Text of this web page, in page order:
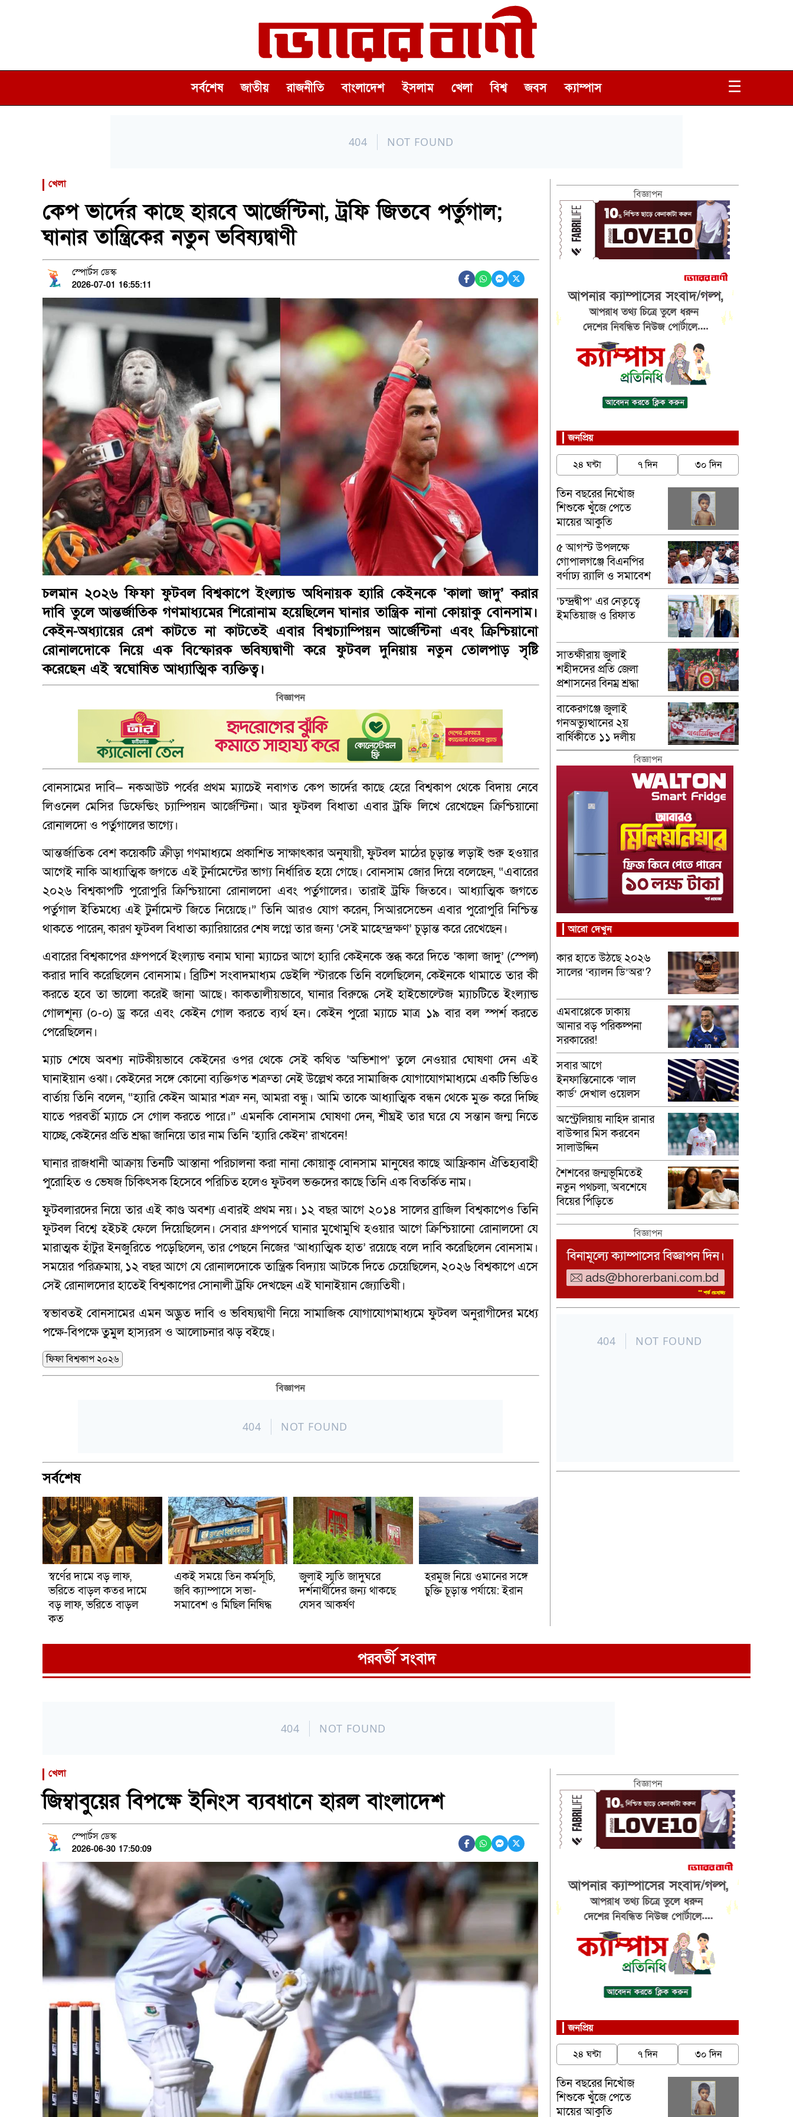
☰
সর্বশেষ জাতীয় রাজনীতি বাংলাদেশ ইসলাম খেলা বিশ্ব জবস ক্যাম্পাস
খেলা
কেপ ভার্দের কাছে হারবে আর্জেন্টিনা, ট্রফি জিতবে পর্তুগাল;
ঘানার তান্ত্রিকের নতুন ভবিষ্যদ্বাণী
স্পোর্টস ডেস্ক
2026-07-01 16:55:11
চলমান ২০২৬ ফিফা ফুটবল বিশ্বকাপে ইংল্যান্ড অধিনায়ক হ্যারি কেইনকে ‘কালা জাদু’ করার
দাবি তুলে আন্তর্জাতিক গণমাধ্যমের শিরোনাম হয়েছিলেন ঘানার তান্ত্রিক নানা কোয়াকু বোনসাম।
কেইন-অধ্যায়ের রেশ কাটতে না কাটতেই এবার বিশ্বচ্যাম্পিয়ন আর্জেন্টিনা এবং ক্রিশ্চিয়ানো
রোনালদোকে নিয়ে এক বিস্ফোরক ভবিষ্যদ্বাণী করে ফুটবল দুনিয়ায় নতুন তোলপাড় সৃষ্টি
করেছেন এই স্বঘোষিত আধ্যাত্মিক ব্যক্তিত্ব।
বিজ্ঞাপন
বোনসামের দাবি— নকআউট পর্বের প্রথম ম্যাচেই নবাগত কেপ ভার্দের কাছে হেরে বিশ্বকাপ থেকে বিদায় নেবে
লিওনেল মেসির ডিফেন্ডিং চ্যাম্পিয়ন আর্জেন্টিনা। আর ফুটবল বিধাতা এবার ট্রফি লিখে রেখেছেন ক্রিশ্চিয়ানো
রোনালদো ও পর্তুগালের ভাগ্যে।
আন্তর্জাতিক বেশ কয়েকটি ক্রীড়া গণমাধ্যমে প্রকাশিত সাক্ষাৎকার অনুযায়ী, ফুটবল মাঠের চূড়ান্ত লড়াই শুরু হওয়ার
আগেই নাকি আধ্যাত্মিক জগতে এই টুর্নামেন্টের ভাগ্য নির্ধারিত হয়ে গেছে। বোনসাম জোর দিয়ে বলেছেন, “এবারের
২০২৬ বিশ্বকাপটি পুরোপুরি ক্রিশ্চিয়ানো রোনালদো এবং পর্তুগালের। তারাই ট্রফি জিতবে। আধ্যাত্মিক জগতে
পর্তুগাল ইতিমধ্যে এই টুর্নামেন্ট জিতে নিয়েছে।” তিনি আরও যোগ করেন, সিআরসেভেন এবার পুরোপুরি নিশ্চিন্ত
থাকতে পারেন, কারণ ফুটবল বিধাতা ক্যারিয়ারের শেষ লগ্নে তার জন্য ‘সেই মাহেন্দ্রক্ষণ’ চূড়ান্ত করে রেখেছেন।
এবারের বিশ্বকাপের গ্রুপপর্বে ইংল্যান্ড বনাম ঘানা ম্যাচের আগে হ্যারি কেইনকে স্তব্ধ করে দিতে ‘কালা জাদু’ (স্পেল)
করার দাবি করেছিলেন বোনসাম। ব্রিটিশ সংবাদমাধ্যম ডেইলি স্টারকে তিনি বলেছিলেন, কেইনকে থামাতে তার কী
করতে হবে তা ভালো করেই জানা আছে। কাকতালীয়ভাবে, ঘানার বিরুদ্ধে সেই হাইভোল্টেজ ম্যাচটিতে ইংল্যান্ড
গোলশূন্য (০-০) ড্র করে এবং কেইন গোল করতে ব্যর্থ হন। কেইন পুরো ম্যাচে মাত্র ১৯ বার বল স্পর্শ করতে
পেরেছিলেন।
ম্যাচ শেষে অবশ্য নাটকীয়ভাবে কেইনের ওপর থেকে সেই কথিত ‘অভিশাপ’ তুলে নেওয়ার ঘোষণা দেন এই
ঘানাইয়ান ওঝা। কেইনের সঙ্গে কোনো ব্যক্তিগত শত্রুতা নেই উল্লেখ করে সামাজিক যোগাযোগমাধ্যমে একটি ভিডিও
বার্তায় তিনি বলেন, “হ্যারি কেইন আমার শত্রু নন, আমরা বন্ধু। আমি তাকে আধ্যাত্মিক বন্ধন থেকে মুক্ত করে দিচ্ছি
যাতে পরবর্তী ম্যাচে সে গোল করতে পারে।” এমনকি বোনসাম ঘোষণা দেন, শীঘ্রই তার ঘরে যে সন্তান জন্ম নিতে
যাচ্ছে, কেইনের প্রতি শ্রদ্ধা জানিয়ে তার নাম তিনি ‘হ্যারি কেইন’ রাখবেন!
ঘানার রাজধানী আক্রায় তিনটি আস্তানা পরিচালনা করা নানা কোয়াকু বোনসাম মানুষের কাছে আফ্রিকান ঐতিহ্যবাহী
পুরোহিত ও ভেষজ চিকিৎসক হিসেবে পরিচিত হলেও ফুটবল ভক্তদের কাছে তিনি এক বিতর্কিত নাম।
ফুটবলারদের নিয়ে তার এই কাণ্ড অবশ্য এবারই প্রথম নয়। ১২ বছর আগে ২০১৪ সালের ব্রাজিল বিশ্বকাপেও তিনি
ফুটবল বিশ্বে হইচই ফেলে দিয়েছিলেন। সেবার গ্রুপপর্বে ঘানার মুখোমুখি হওয়ার আগে ক্রিশ্চিয়ানো রোনালদো যে
মারাত্মক হাঁটুর ইনজুরিতে পড়েছিলেন, তার পেছনে নিজের ‘আধ্যাত্মিক হাত’ রয়েছে বলে দাবি করেছিলেন বোনসাম।
সময়ের পরিক্রমায়, ১২ বছর আগে যে রোনালদোকে তান্ত্রিক বিদ্যায় আটকে দিতে চেয়েছিলেন, ২০২৬ বিশ্বকাপে এসে
সেই রোনালদোর হাতেই বিশ্বকাপের সোনালী ট্রফি দেখছেন এই ঘানাইয়ান জ্যোতিষী।
স্বভাবতই বোনসামের এমন অদ্ভুত দাবি ও ভবিষ্যদ্বাণী নিয়ে সামাজিক যোগাযোগমাধ্যমে ফুটবল অনুরাগীদের মধ্যে
পক্ষে-বিপক্ষে তুমুল হাস্যরস ও আলোচনার ঝড় বইছে।
ফিফা বিশ্বকাপ ২০২৬
বিজ্ঞাপন
সর্বশেষ
স্বর্ণের দামে বড় লাফ,
ভরিতে বাড়ল কতর দামে
বড় লাফ, ভরিতে বাড়ল
কত
একই সময়ে তিন কর্মসূচি,
জবি ক্যাম্পাসে সভা-
সমাবেশ ও মিছিল নিষিদ্ধ
জুলাই স্মৃতি জাদুঘরে
দর্শনার্থীদের জন্য থাকছে
যেসব আকর্ষণ
হরমুজ নিয়ে ওমানের সঙ্গে
চুক্তি চূড়ান্ত পর্যায়ে: ইরান
বিজ্ঞাপন
জনপ্রিয়
২৪ ঘন্টা ৭ দিন ৩০ দিন
তিন বছরের নিখোঁজ
শিশুকে খুঁজে পেতে
মায়ের আকুতি
৫ আগস্ট উপলক্ষে
গোপালগঞ্জে বিএনপির
বর্ণাঢ্য র‍্যালি ও সমাবেশ
অনুষ্ঠিত
‘চন্দ্রদ্বীপ’ এর নেতৃত্বে
ইমতিয়াজ ও রিফাত
সাতক্ষীরায় জুলাই
শহীদদের প্রতি জেলা
প্রশাসনের বিনম্র শ্রদ্ধা
বাকেরগঞ্জে জুলাই
গনঅভ্যুত্থানের ২য়
বার্ষিকীতে ১১ দলীয়
ঐক্যের গণমিছিল
বিজ্ঞাপন
আরো দেখুন
কার হাতে উঠছে ২০২৬
সালের ‘ব্যালন ডি’অর’?
এমবাপ্পেকে ঢাকায়
আনার বড় পরিকল্পনা
সরকারের!
সবার আগে
ইনফান্তিনোকে ‘লাল
কার্ড’ দেখাল ওয়েলস
অস্ট্রেলিয়ায় নাহিদ রানার
বাউন্সার মিস করবেন
সালাউদ্দিন
শৈশবের জন্মভূমিতেই
নতুন পথচলা, অবশেষে
বিয়ের পিঁড়িতে
রোনালদো-জর্জিনা
বিজ্ঞাপন
পরবর্তী সংবাদ
খেলা
জিম্বাবুয়ের বিপক্ষে ইনিংস ব্যবধানে হারল বাংলাদেশ
স্পোর্টস ডেস্ক
2026-06-30 17:50:09
বিজ্ঞাপন
জনপ্রিয়
২৪ ঘন্টা ৭ দিন ৩০ দিন
তিন বছরের নিখোঁজ
শিশুকে খুঁজে পেতে
মায়ের আকুতি